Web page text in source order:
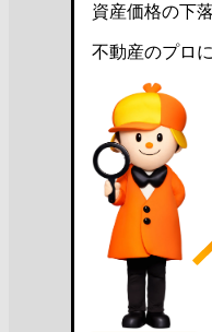
資産価格の下
不動産のプロ